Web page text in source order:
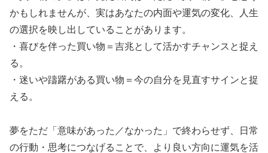
かもしれませんが、実はあなたの内面や運気の変化、人生
の選択を映し出していることがあります。
・喜びを伴った買い物＝吉兆として活かすチャンスと捉え
る。
・迷いや躊躇がある買い物＝今の自分を見直すサインと捉
える。
夢をただ「意味があった／なかった」で終わらせず、日常
の行動・思考につなげることで、より良い方向に運気を活